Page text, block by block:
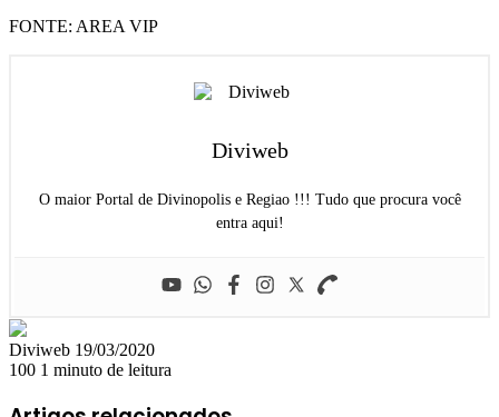
FONTE: AREA VIP
Diviweb
O maior Portal de Divinopolis e Regiao !!! Tudo que procura você
entra aqui!
Diviweb Mande
um
mail
19/03/2020
100 1 minuto de leitura